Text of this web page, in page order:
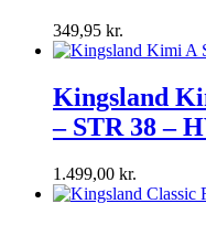
349,95 kr.
Kingsland
– STR 38 –
1.499,00 kr.